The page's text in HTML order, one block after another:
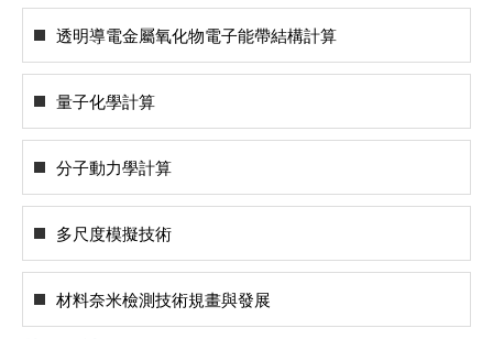
透明導電金屬氧化物電子能帶結構計算
量子化學計算
分子動力學計算
多尺度模擬技術
材料奈米檢測技術規畫與發展